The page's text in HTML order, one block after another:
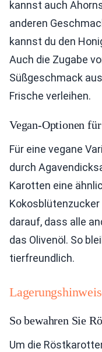
kannst auch
anderen
kannst du den
Auch die Zugabe
Süßgeschmack
Frische verleihen.
Vegan-Optionen
Für eine vegane
durch
Karotten eine
darauf, dass alle
das Olivenöl. So
tierfreundlich.
So bewahren Sie
Um die